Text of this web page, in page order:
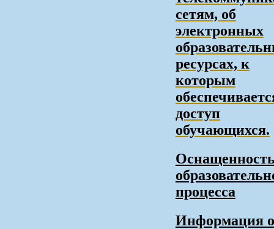
сетям, об
электронных
ресурсах, к
которым
доступ
обучающихся.
Оснащенность
процесса
Информация о